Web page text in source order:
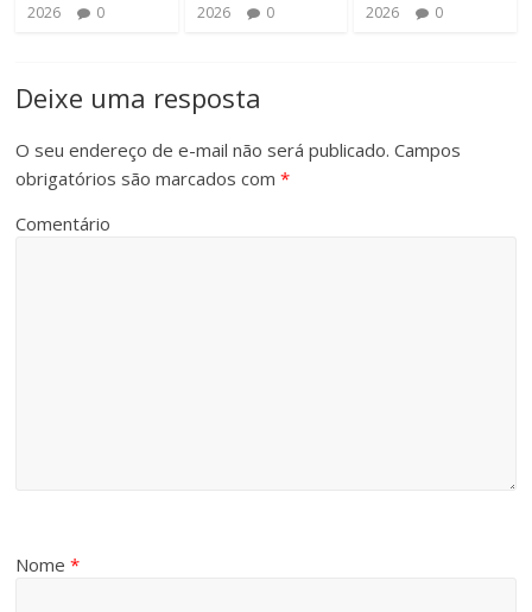
2026
0
2026
0
2026
0
Deixe uma resposta
O seu endereço de e-mail não será publicado. Campos
obrigatórios são marcados com*
Comentário
Nome*